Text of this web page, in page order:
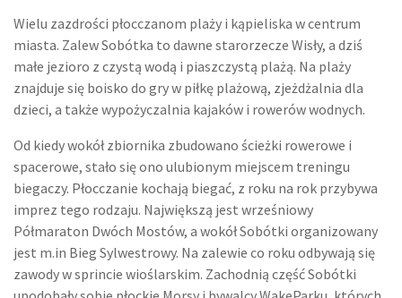
Wielu zazdrości płocczanom plaży i kąpieliska w centrum
miasta. Zalew Sobótka to dawne starorzecze Wisły, a dziś
małe jezioro z czystą wodą i piaszczystą plażą. Na plaży
znajduje się boisko do gry w piłkę plażową, zjeżdżalnia dla
dzieci, a także wypożyczalnia kajaków i rowerów wodnych.
Od kiedy wokół zbiornika zbudowano ścieżki rowerowe i
spacerowe, stało się ono ulubionym miejscem treningu
biegaczy. Płocczanie kochają biegać, z roku na rok przybywa
imprez tego rodzaju. Największą jest wrześniowy
Półmaraton Dwóch Mostów, a wokół Sobótki organizowany
jest m.in Bieg Sylwestrowy. Na zalewie co roku odbywają się
zawody w sprincie wioślarskim. Zachodnią część Sobótki